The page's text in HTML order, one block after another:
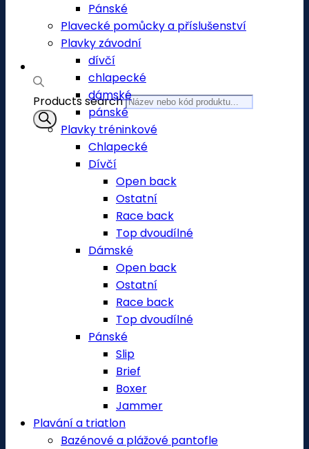
Products search
Pánské
Plavecké pomůcky a příslušenství
Plavky závodní
dívčí
chlapecké
dámské
pánské
Plavky tréninkové
Chlapecké
Dívčí
Open back
Ostatní
Race back
Top dvoudílné
Dámské
Open back
Ostatní
Race back
Top dvoudílné
Pánské
Slip
Brief
Boxer
Jammer
Plavání a triatlon
Bazénové a plážové pantofle